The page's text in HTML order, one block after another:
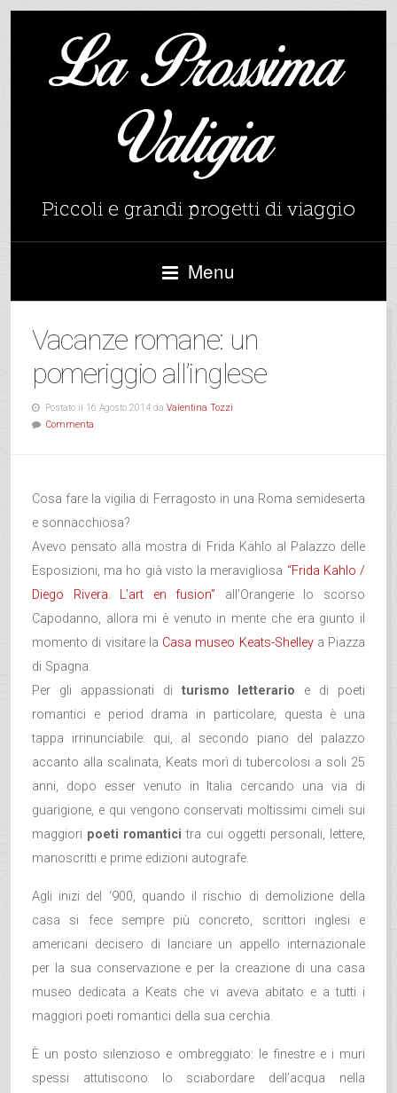
Menu
Vacanze romane: un
pomeriggio all’inglese
Postato il 16 Agosto 2014 da Valentina Tozzi
Commenta
Cosa fare la vigilia di Ferragosto in una Roma semideserta
e sonnacchiosa?
Avevo pensato alla mostra di Frida Kahlo al Palazzo delle
Esposizioni, ma ho già visto la meravigliosa “Frida Kahlo /
Diego Rivera. L’art en fusion” all’Orangerie lo scorso
Capodanno, allora mi è venuto in mente che era giunto il
momento di visitare la Casa museo Keats-Shelleya Piazza
di Spagna.
Per gli appassionati di turismo letterario e di poeti
romantici e period drama in particolare, questa è una
tappa irrinunciabile: qui, al secondo piano del palazzo
accanto alla scalinata, Keats morì di tubercolosi a soli 25
anni, dopo esser venuto in Italia cercando una via di
guarigione, e qui vengono conservati moltissimi cimeli sui
maggiori poeti romantici tra cui oggetti personali, lettere,
manoscritti e prime edizioni autografe.
Agli inizi del ‘900, quando il rischio di demolizione della
casa si fece sempre più concreto, scrittori inglesi e
americani decisero di lanciare un appello internazionale
per la sua conservazione e per la creazione di una casa
museo dedicata a Keats che vi aveva abitato e a tutti i
maggiori poeti romantici della sua cerchia.
È un posto silenzioso e ombreggiato: le finestre e i muri
spessi attutiscono lo sciabordare dell’acqua nella